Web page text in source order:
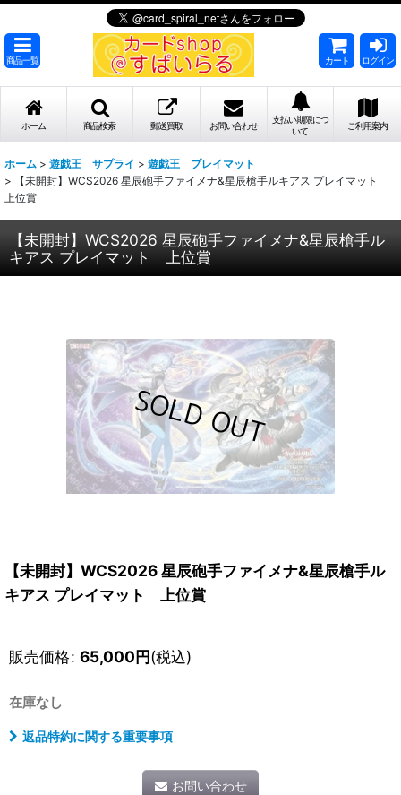
商品一覧 カート ログイン
ホーム 商品検索 郵送買取 お問い合わせ
支払い期限につ
いて
ご利用案内
ホーム > 遊戯王 サプライ > 遊戯王 プレイマット
>
【未開封】WCS2026 星辰砲手ファイメナ&星辰槍手ルキアス プレイマット
上位賞
【未開封】WCS2026 星辰砲手ファイメナ&星辰槍手ル
キアス プレイマット 上位賞
【未開封】WCS2026 星辰砲手ファイメナ&星辰槍手ル
キアス プレイマット 上位賞
販売価格: 65,000円(税込)
在庫なし
返品特約に関する重要事項
お問い合わせ